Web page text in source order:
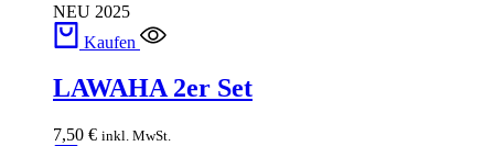
NEU 2025
Kaufen
LAWAHA 2er Set
7,50 € inkl. MwSt.